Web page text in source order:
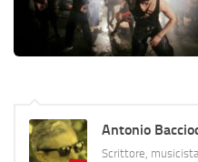
Antonio
Scrittore,